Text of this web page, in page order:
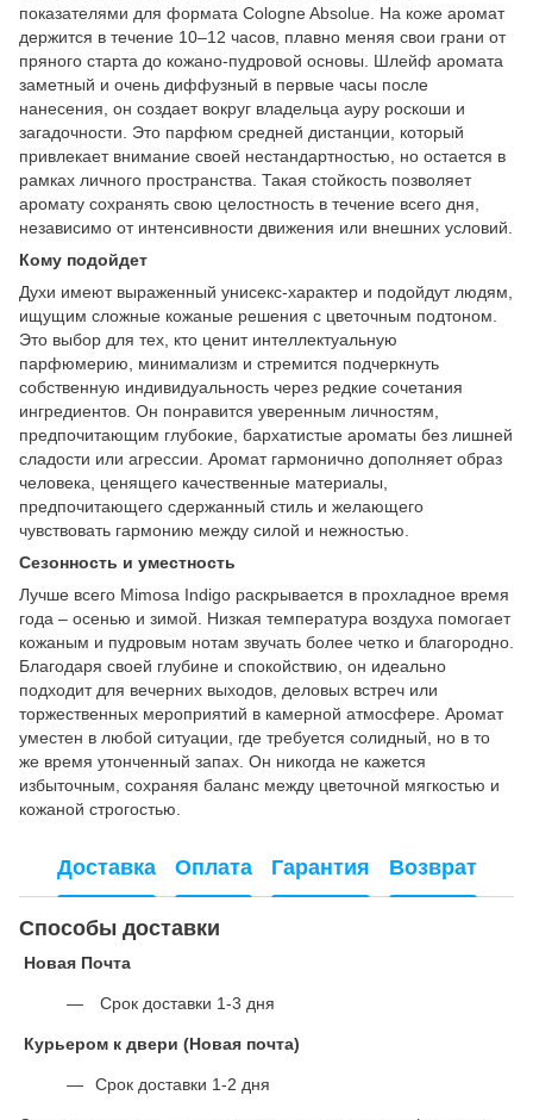
показателями для формата Cologne Absolue. На коже аромат
держится в течение 10–12 часов, плавно меняя свои грани от
пряного старта до кожано-пудровой основы. Шлейф аромата
заметный и очень диффузный в первые часы после
нанесения, он создает вокруг владельца ауру роскоши и
загадочности. Это парфюм средней дистанции, который
привлекает внимание своей нестандартностью, но остается в
рамках личного пространства. Такая стойкость позволяет
аромату сохранять свою целостность в течение всего дня,
независимо от интенсивности движения или внешних условий.
Кому подойдет
Духи имеют выраженный унисекс-характер и подойдут людям,
ищущим сложные кожаные решения с цветочным подтоном.
Это выбор для тех, кто ценит интеллектуальную
парфюмерию, минимализм и стремится подчеркнуть
собственную индивидуальность через редкие сочетания
ингредиентов. Он понравится уверенным личностям,
предпочитающим глубокие, бархатистые ароматы без лишней
сладости или агрессии. Аромат гармонично дополняет образ
человека, ценящего качественные материалы,
предпочитающего сдержанный стиль и желающего
чувствовать гармонию между силой и нежностью.
Сезонность и уместность
Лучше всего Mimosa Indigo раскрывается в прохладное время
года – осенью и зимой. Низкая температура воздуха помогает
кожаным и пудровым нотам звучать более четко и благородно.
Благодаря своей глубине и спокойствию, он идеально
подходит для вечерних выходов, деловых встреч или
торжественных мероприятий в камерной атмосфере. Аромат
уместен в любой ситуации, где требуется солидный, но в то
же время утонченный запах. Он никогда не кажется
избыточным, сохраняя баланс между цветочной мягкостью и
кожаной строгостью.
Доставка Оплата Гарантия Возврат
Способы доставки
Новая Почта
Срок доставки 1-3 дня
Курьером к двери (Новая почта)
Срок доставки 1-2 дня